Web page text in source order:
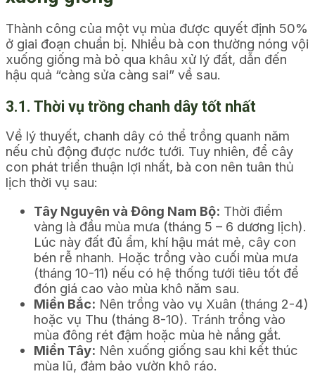
Thành công của một vụ mùa được quyết định 50%
ở giai đoạn chuẩn bị. Nhiều bà con thường nóng vội
xuống giống mà bỏ qua khâu xử lý đất, dẫn đến
hậu quả “càng sửa càng sai” về sau.
3.1. Thời vụ trồng chanh dây tốt nhất
Về lý thuyết, chanh dây có thể trồng quanh năm
nếu chủ động được nước tưới. Tuy nhiên, để cây
con phát triển thuận lợi nhất, bà con nên tuân thủ
lịch thời vụ sau:
Tây Nguyên và Đông Nam Bộ: Thời điểm
vàng là đầu mùa mưa (tháng 5 – 6 dương lịch).
Lúc này đất đủ ẩm, khí hậu mát mẻ, cây con
bén rễ nhanh. Hoặc trồng vào cuối mùa mưa
(tháng 10-11) nếu có hệ thống tưới tiêu tốt để
đón giá cao vào mùa khô năm sau.
Miền Bắc: Nên trồng vào vụ Xuân (tháng 2-4)
hoặc vụ Thu (tháng 8-10). Tránh trồng vào
mùa đông rét đậm hoặc mùa hè nắng gắt.
Miền Tây: Nên xuống giống sau khi kết thúc
mùa lũ, đảm bảo vườn khô ráo.